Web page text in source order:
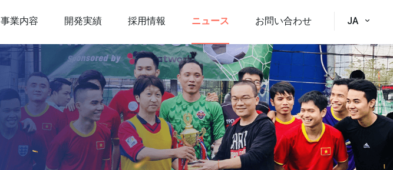
事業内容 開発実績 採用情報 ニュース お問い合わせ JA